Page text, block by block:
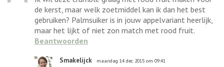
de kerst, maar welk zoetmiddel kan ik dan het best
gebruiken? Palmsuiker is in jouw appelvariant heerlijk,
maar het lijkt of niet zon match met rood fruit.
Beantwoorden
Smakelijck maandag 14 dec 2015 om 09:41